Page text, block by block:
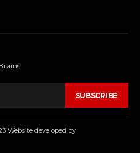
SUBSCRIBE
Website developed by